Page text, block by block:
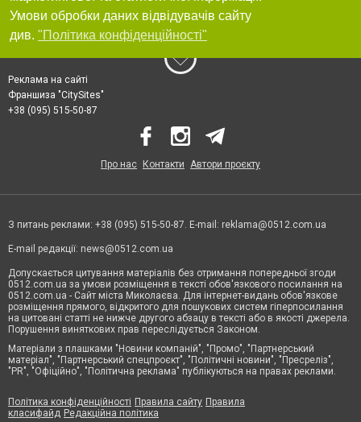
Умови обробки даних відвідувачів сайту
див. "Політика конфіденційності"
Реклама на сайті
Франшиза "CitySites"
+38 (095) 515-50-87
Про нас Контакти Автори проєкту
З питань реклами: +38 (095) 515-50-87. E-mail: reklama@0512.com.ua
E-mail редакції: news@0512.com.ua
Допускається цитування матеріалів без отримання попередньої згоди
0512.com.ua за умови розміщення в тексті обов'язкового посилання на
0512.com.ua - Сайт міста Миколаєва. Для інтернет-видань обов'язкове
розміщення прямого, відкритого для пошукових систем гіперпосилання
на цитовані статті не нижче другого абзацу в тексті або в якості джерела.
Порушення виняткових прав переслідується Законом.
Матеріали з плашками "Новини компаній", "Промо", "Партнерський
матеріал", "Партнерський спецпроєкт", "Політичні новини", "Пресреліз",
"PR", "Офіційно", "Політична реклама" публікуються на правах реклами.
Політика конфіденційності Правила сайту Правила
класифайд Редакційна політика